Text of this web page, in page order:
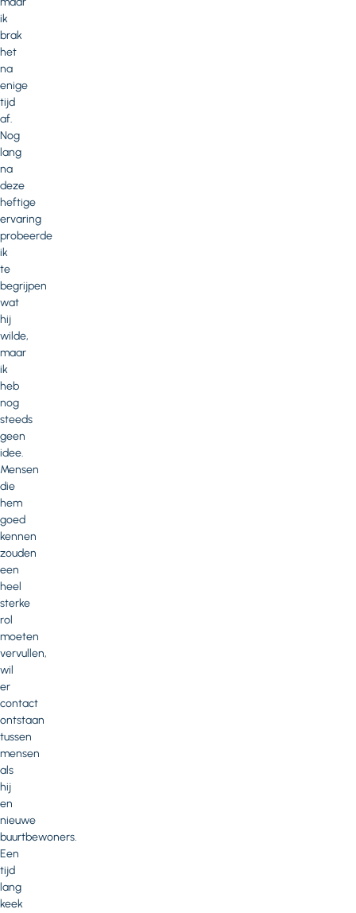
ik
brak
het
na
enige
tijd
af.
Nog
lang
na
deze
heftige
ervaring
probeerde
ik
te
begrijpen
wat
hij
wilde,
maar
ik
heb
nog
steeds
geen
idee.
Mensen
die
hem
goed
kennen
zouden
een
heel
sterke
rol
moeten
vervullen,
wil
er
contact
ontstaan
tussen
mensen
als
hij
en
nieuwe
buurtbewoners.
Een
tijd
lang
keek